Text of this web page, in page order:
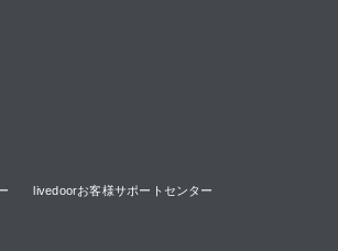
livedoorお客様サポートセンター